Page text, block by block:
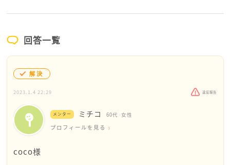
回答一覧
解決
2023.1.4 22:29 違反報告
メンター ミチコ 60代 女性
プロフィールを見る
coco様